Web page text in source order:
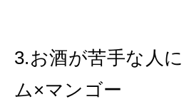
3.お酒が苦手な人
ム×マンゴー